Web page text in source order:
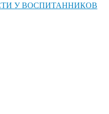
У ВОСПИТАННИКОВ